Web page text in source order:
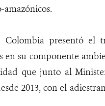
amazónicos.
presentó el
en su componente
que junto al
2013, con el